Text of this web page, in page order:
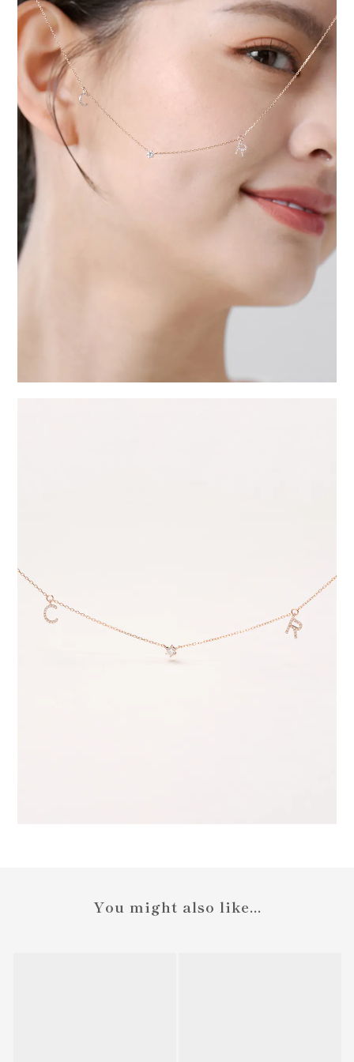
You might also like...